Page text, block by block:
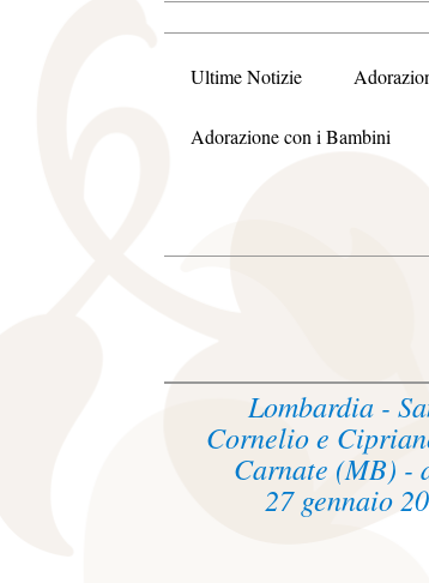
Ultime Notizie
Adorazione con i Bambini
Lombardia -
Cornelio e
Carnate (MB) -
27 gennaio